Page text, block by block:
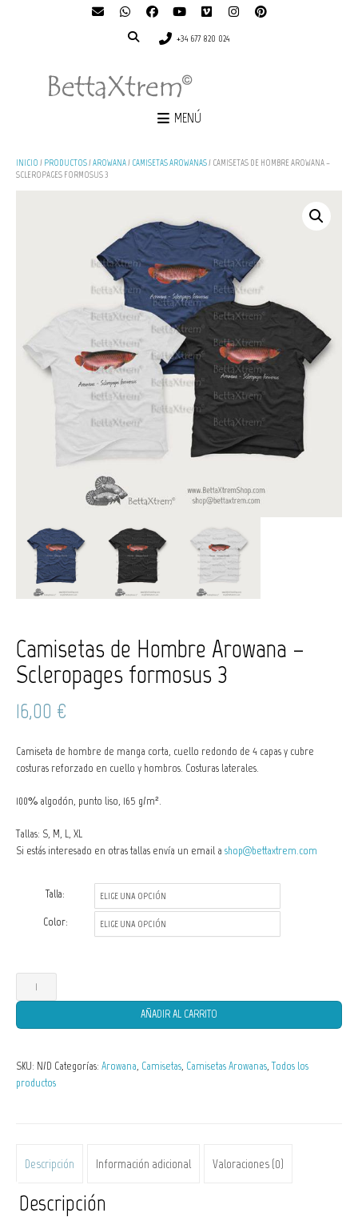
+34 677 820 024
MENÚ
INICIO / PRODUCTOS/AROWANA/ CAMISETAS AROWANAS/ CAMISETAS DE HOMBRE AROWANA –
SCLEROPAGES FORMOSUS 3
Camisetas de Hombre Arowana –
Scleropages formosus 3
16,00 €
Camiseta de hombre de manga corta, cuello redondo de 4 capas y cubre
costuras reforzado en cuello y hombros. Costuras laterales.
100% algodón, punto liso, 165 g/m².
Tallas: S, M, L, XL
Si estás interesado en otras tallas envía un email a shop@bettaxtrem.com
Talla:
Color:
Camisetas
de
Hombre
-
Scleropages
cantidad
AÑADIR AL CARRITO
SKU: N/D Categorías: Arowana, Camisetas, Camisetas Arowanas,Todos los
productos
Descripción Información adicional Valoraciones (0)
Descripción